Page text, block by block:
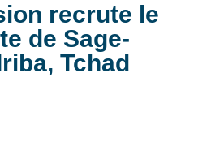
recrute le
de Sage-
Tchad